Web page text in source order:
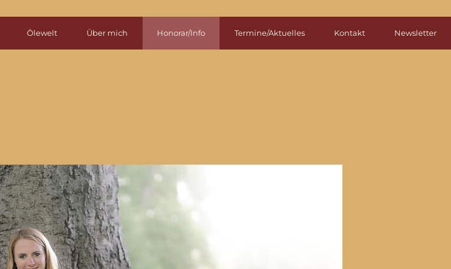
Ölewelt Über mich Honorar/Info Termine/Aktuelles Kontakt Newsletter